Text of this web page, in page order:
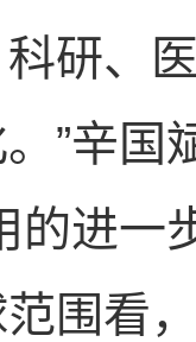
研、
”辛国
一步
范围看